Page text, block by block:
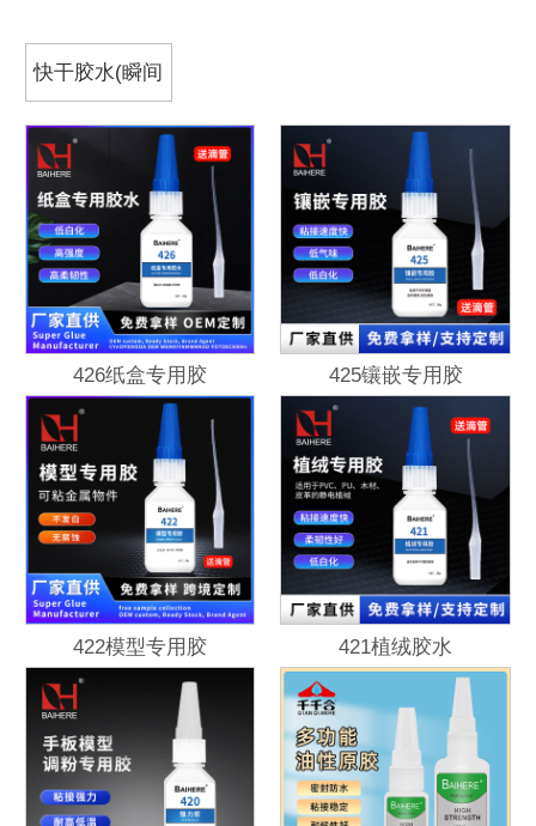
快干胶水(瞬间
胶)
426纸盒专用胶 425镶嵌专用胶
422模型专用胶 421植绒胶水